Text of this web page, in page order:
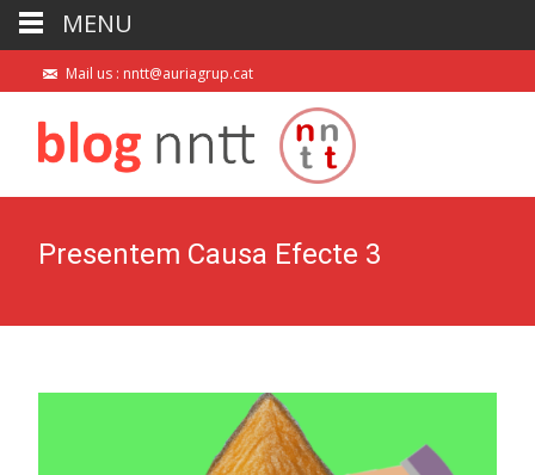
Mail us : nntt@auriagrup.cat
Presentem Causa Efecte 3
MENU